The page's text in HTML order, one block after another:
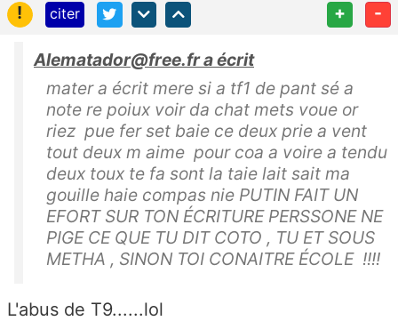
!
citer + -
Alematador@free.fr a écrit
mater a écrit mere si a tf1 de pant sé a
note re poiux voir da chat mets voue or
riez pue fer set baie ce deux prie a vent
tout deux m aime pour coa a voire a tendu
deux toux te fa sont la taie lait sait ma
gouille haie compas nie PUTIN FAIT UN
EFORT SUR TON ÉCRITURE PERSSONE NE
PIGE CE QUE TU DIT COTO , TU ET SOUS
METHA , SINON TOI CONAITRE ÉCOLE !!!!
L'abus de T9......lol